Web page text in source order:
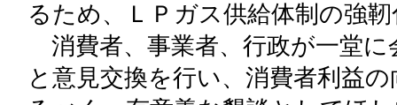
るため、ＬＰガス供給体制の強
消費者、事業者、行政が一堂に
と意見交換を行い、消費者利益